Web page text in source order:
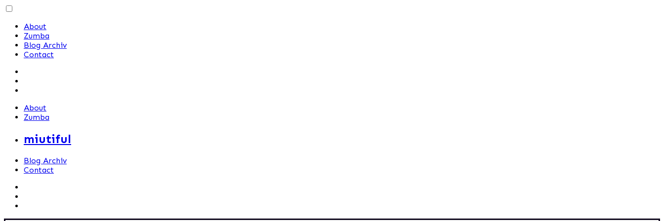
Skip
contentAbout
Zumba
Blog Archiv
Contact
About
Zumba
miutiful
Blog Archiv
Contact